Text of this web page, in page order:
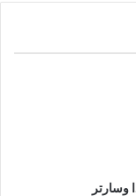
وسارتر